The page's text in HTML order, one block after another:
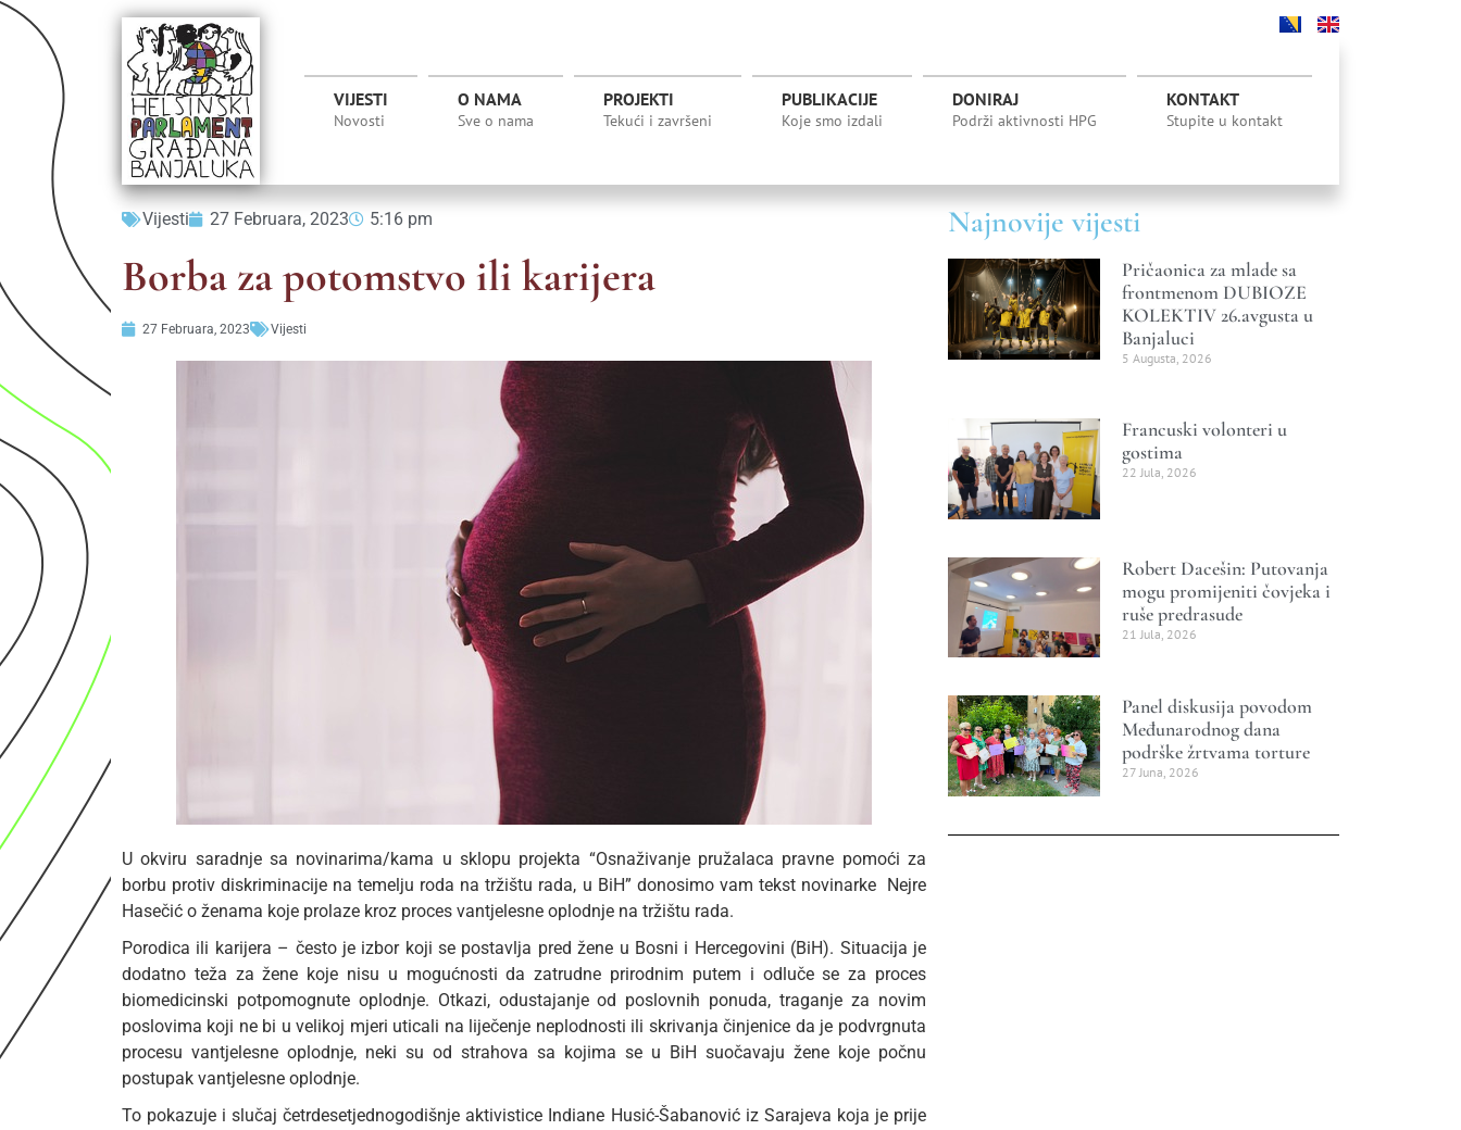
VIJESTI
Novosti
O NAMA
Sve o nama
PROJEKTI
Tekući i završeni
PUBLIKACIJE
Koje smo izdali
DONIRAJ
Podrži aktivnosti HPG
KONTAKT
Stupite u kontakt
Vijesti 27 Februara, 2023 5:16 pm
Borba za potomstvo ili karijera
27 Februara, 2023 Vijesti
U okviru saradnje sa novinarima/kama u sklopu projekta “Osnaživanje pružalaca pravne pomoći za
borbu protiv diskriminacije na temelju roda na tržištu rada, u BiH” donosimo vam tekst novinarke Nejre
Hasečić o ženama koje prolaze kroz proces vantjelesne oplodnje na tržištu rada.
Porodica ili karijera – često je izbor koji se postavlja pred žene u Bosni i Hercegovini (BiH). Situacija je
dodatno teža za žene koje nisu u mogućnosti da zatrudne prirodnim putem i odluče se za proces
biomedicinski potpomognute oplodnje. Otkazi, odustajanje od poslovnih ponuda, traganje za novim
poslovima koji ne bi u velikoj mjeri uticali na liječenje neplodnosti ili skrivanja činjenice da je podvrgnuta
procesu vantjelesne oplodnje, neki su od strahova sa kojima se u BiH suočavaju žene koje počnu
postupak vantjelesne oplodnje.
To pokazuje i slučaj četrdesetjednogodišnje aktivistice Indiane Husić-Šabanović iz Sarajeva koja je prije
Najnovije vijesti
Pričaonica za mlade sa
frontmenom DUBIOZE
KOLEKTIV 26.avgusta u
Banjaluci
5 Augusta, 2026
Francuski volonteri u
gostima
22 Jula, 2026
Robert Dacešin: Putovanja
mogu promijeniti čovjeka i
ruše predrasude
21 Jula, 2026
Panel diskusija povodom
Međunarodnog dana
podrške žrtvama torture
27 Juna, 2026